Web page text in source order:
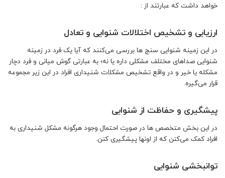
خواهد داشت که عبارتند از :
ارزیابی و تشخیص اختلالات شنوایی و تعادل
در این زمینه شنوایی سنج ها بررسی می‌کنند که آیا یک فرد در زمینه
شنوایی صداهای مختلف مشکلی داره یا نه؛ به عبارتی گوش میانی و فرد دچار
مشکله یا خیر و در واقع تشخیص مشکلات شنیداری افراد در این زیر مجموعه
قرار می‌گیره.
پیشگیری و حفاظت از شنوایی
در این بخش متخصص ها در صورت احتمال وجود هرگونه مشکل شنیداری به
افراد کمک می‌کنن که از اونها پیشگیری کنن.
توانبخشی شنوایی